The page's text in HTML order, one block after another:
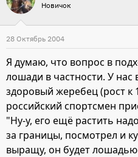
Новичок
28 Октябрь 2004
Я думаю, что вопрос в
лошади в частности. У
здоровый жеребец (рост к
российский спортсмен
"Ну-у, его ещё растить
за границы, посмотрел и
выращу, он будет